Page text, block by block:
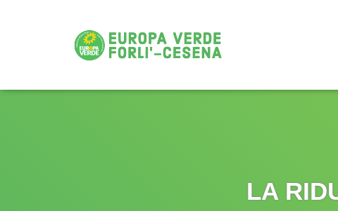
LA